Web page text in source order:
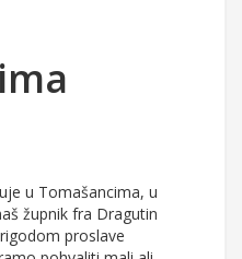
u Tomašancima, u
župnik fra Dragutin
proslave